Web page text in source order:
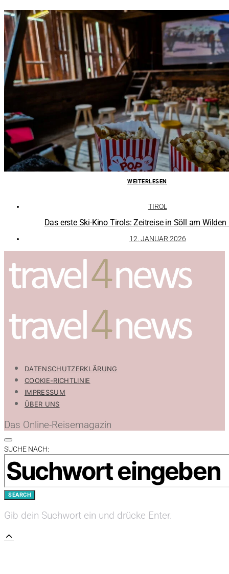
WEITERLESEN
TIROL
Das erste Ski-Kino Tirols: Zeitreise in Söll am Wilden
12. JANUAR 2026
DATENSCHUTZERKLÄRUNG
COOKIE-RICHTLINIE
IMPRESSUM
ÜBER UNS
Das Online-Reisemagazin
SUCHE NACH:
SEARCH
Gib dein Suchwort ein und drücke Enter.